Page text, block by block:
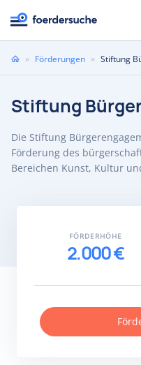
Sie» Förderungen » Stiftung
Stiftung
Die Stiftung
Förderung des
Bereichen Kunst, Kultur
FÖRDERHÖHE
2.000 €